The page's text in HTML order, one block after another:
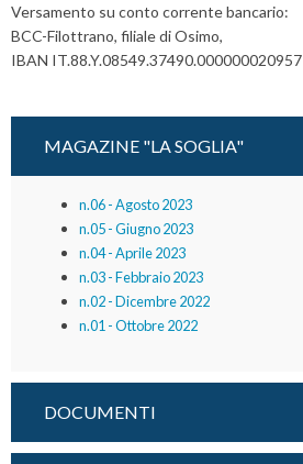
Versamento su conto corrente bancario:
BCC-Filottrano, filiale di Osimo,
IBAN IT.88.Y.08549.37490.000000020957
MAGAZINE "LA SOGLIA"
n.06 - Agosto 2023
n.05 - Giugno 2023
n.04 - Aprile 2023
n.03 - Febbraio 2023
n.02 - Dicembre 2022
n.01 - Ottobre 2022
DOCUMENTI